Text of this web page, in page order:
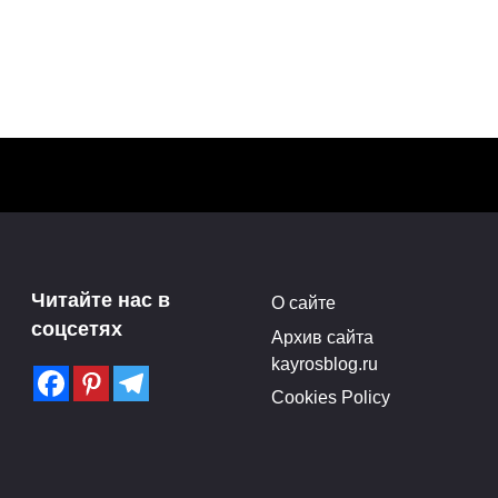
Читайте нас в
соцсетях
О сайте
Архив сайта
kayrosblog.ru
Cookies Policy